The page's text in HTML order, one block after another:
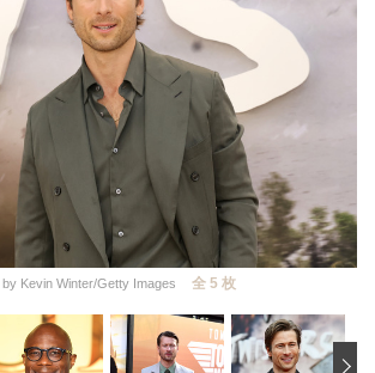
Kevin Winter/Getty Images 全 5 枚